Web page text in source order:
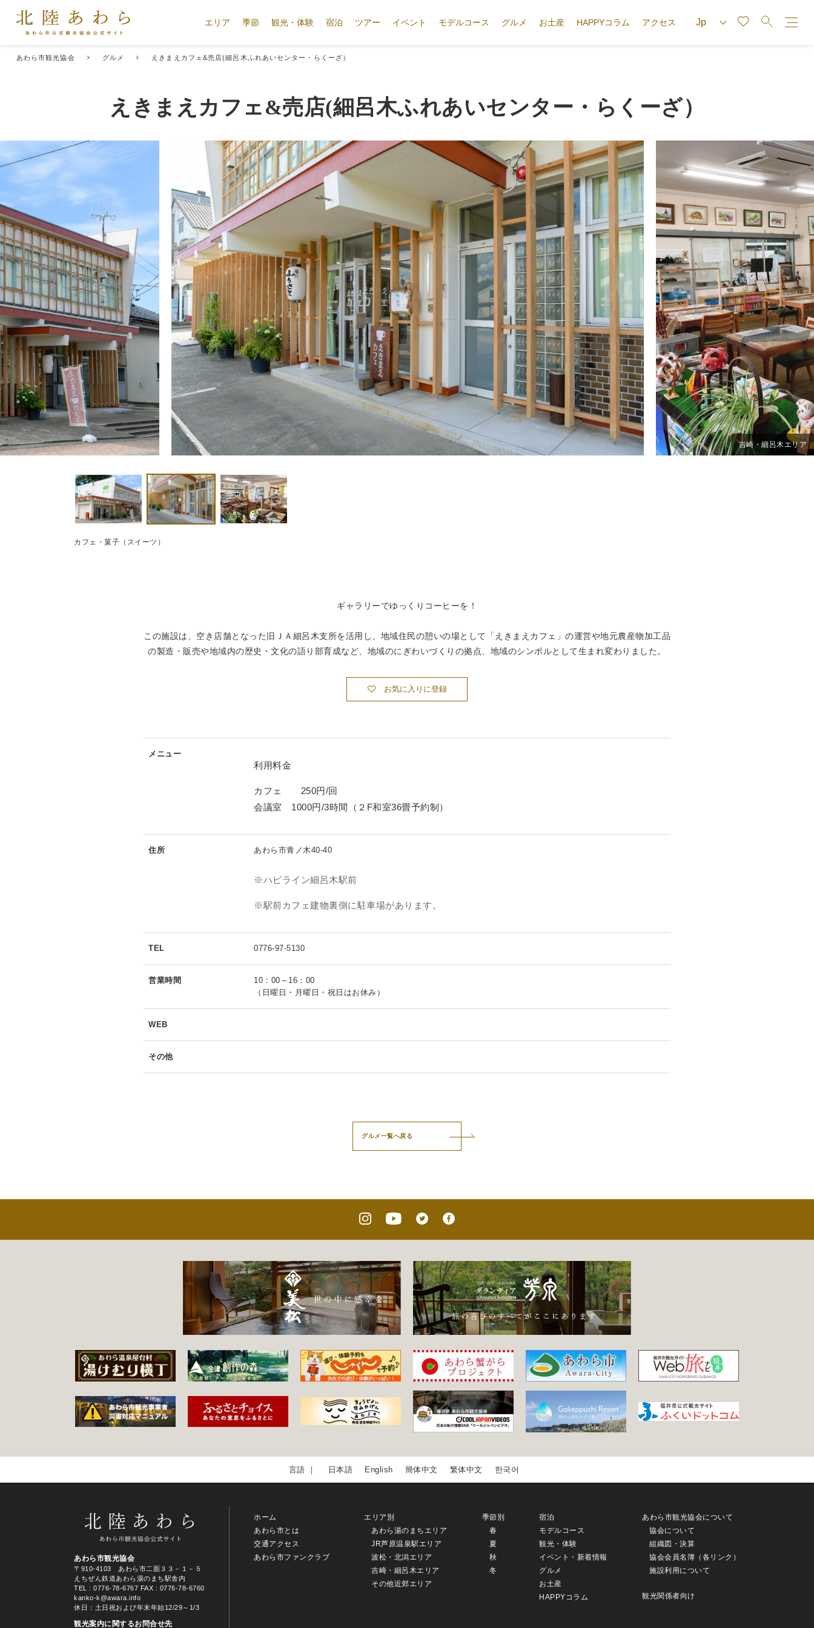
エリア 季節 観光・体験 宿泊 ツアー イベント モデルコース グルメ お土産 HAPPYコラム アクセス
あわら市観光協会 グルメ えきまえカフェ&売店(細呂木ふれあいセンター・らくーざ）
えきまえカフェ&売店(細呂木ふれあいセンター・らくーざ）
吉崎・細呂木エリア
カフェ・菓子（スイーツ）
ギャラリーでゆっくりコーヒーを！
この施設は、空き店舗となった旧ＪＡ細呂木支所を活用し、地域住民の憩いの場として「えきまえカフェ」の運営や地元農産物加工品
の製造・販売や地域内の歴史・文化の語り部育成など、地域のにぎわいづくりの拠点、地域のシンボルとして生まれ変わりました。
お気に入りに登録
メニュー
利用料金
カフェ 250円/回
会議室 1000円/3時間（２F和室36畳予約制）
住所 あわら市青ノ木40-40
※ハピライン細呂木駅前
※駅前カフェ建物裏側に駐車場があります。
TEL 0776-97-5130
営業時間
10：00～16：00
（日曜日・月曜日・祝日はお休み）
WEB
その他
グルメ一覧へ戻る
日本語 English 簡体中文 繁体中文 한국어
あわら市観光協会
〒910-4103 あわら市二面３３－１－５
えちぜん鉄道あわら湯のまち駅舎内
TEL
: 0776-78-6767 FAX : 0776-78-6760
kanko-k@awara.info
休日：土日祝および年末年始12/29～1/3
観光案内に関するお問合せ先
ホーム
あわら市とは
交通アクセス
あわら市ファンクラブ
エリア別
あわら湯のまちエリア
JR芦原温泉駅エリア
波松・北潟エリア
吉崎・細呂木エリア
その他近郊エリア
季節別
春
夏
秋
冬
宿泊
モデルコース
観光・体験
イベント・新着情報
グルメ
お土産
HAPPYコラム
あわら市観光協会について
協会について
組織図・決算
協会会員名簿（各リンク）
施設利用について
観光関係者向け